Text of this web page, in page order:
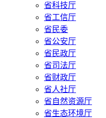
省科技厅
省工信厅
省民委
省公安厅
省民政厅
省司法厅
省财政厅
省人社厅
省自然资源厅
省生态环境厅